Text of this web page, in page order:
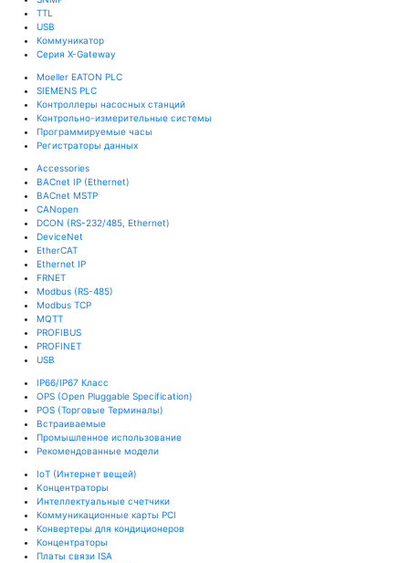
TTL
USB
Коммуникатор
Серия X-Gateway
Moeller EATON PLC
SIEMENS PLC
Контроллеры насосных станций
Контрольно-измерительные системы
Программируемые часы
Регистраторы данных
Accessories
BACnet IP (Ethernet)
BACnet MSTP
CANopen
DCON (RS-232/485, Ethernet)
DeviceNet
EtherCAT
Ethernet IP
FRNET
Modbus (RS-485)
Modbus TCP
MQTT
PROFIBUS
PROFINET
USB
IP66/IP67 Класс
OPS (Open Pluggable Specification)
POS (Торговые Терминалы)
Встраиваемые
Промышленное использование
Рекомендованные модели
IoT (Интернет вещей)
Kонцентраторы
Интеллектуальные счетчики
Коммуникационные карты PCI
Конвертеры для кондиционеров
Концентраторы
Платы связи ISA